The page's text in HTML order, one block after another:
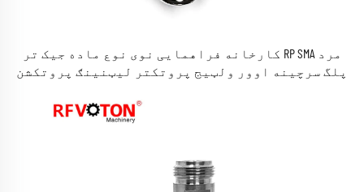
کارخانه فراهمایی نوی نوع ماده جیک تر RP SMA مرد
پلگ سرچینه اوور ولټیج پروتکتر لیټنینګ پروتکشن